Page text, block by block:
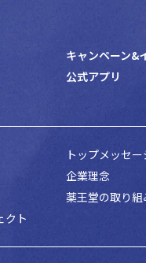
キャンペーン&
公式アプリ
トップメッセー
企業理念
薬王堂の取り組
クト